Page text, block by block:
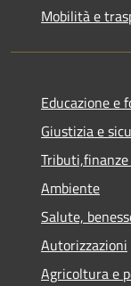
Mobilità e
Educazione e
Giustizia e
Ambiente
Salute,
Autorizzazioni
Agricoltura e